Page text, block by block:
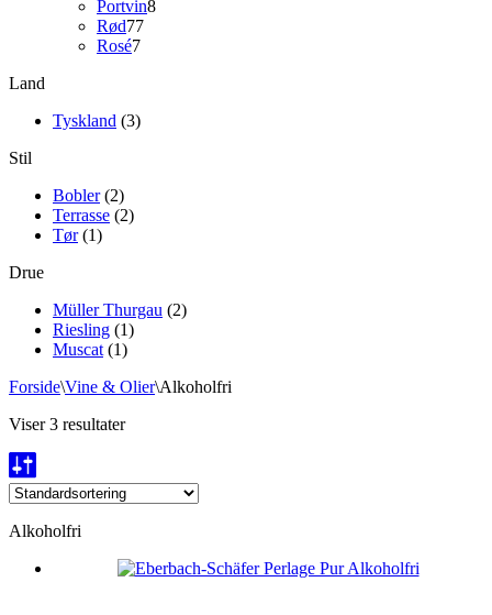
Portvin88
Rød7777
Rosé77
Land
Tyskland (3)
Stil
Bobler (2)
Terrasse (2)
Tør (1)
Drue
Müller Thurgau (2)
Riesling (1)
Muscat (1)
Forside\Vine & Olier\Alkoholfri
Viser 3 resultater
Alkoholfri